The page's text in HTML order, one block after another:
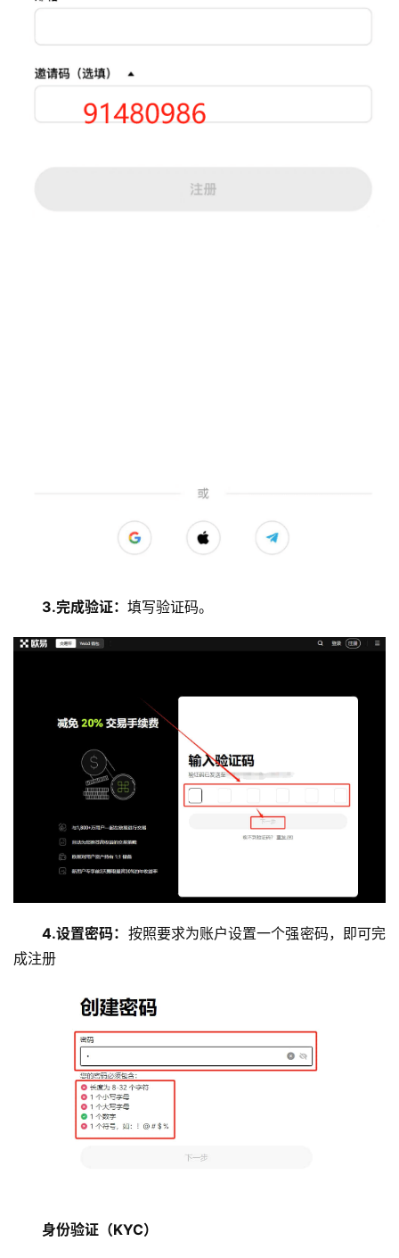
3.完成验证： 填写验证码。
4.设置密码： 按照要求为账户设置一个强密码，即可完
成注册
身份验证（KYC）